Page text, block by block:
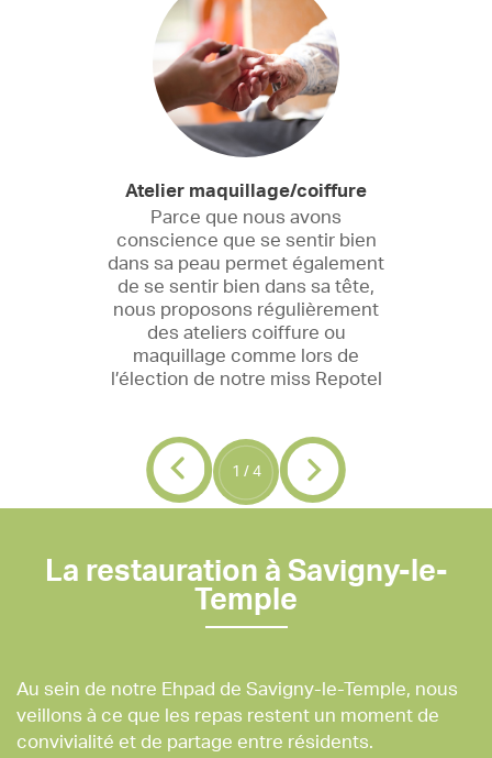
Atelier maquillage/coiffure
Parce que nous avons
conscience que se sentir bien
dans sa peau permet également
de se sentir bien dans sa tête,
nous proposons régulièrement
des ateliers coiffure ou
maquillage comme lors de
l’élection de notre miss Repotel
1 / 4
La restauration à Savigny-le-
Temple
Au sein de notre Ehpad de Savigny-le-Temple, nous
veillons à ce que les repas restent un moment de
convivialité et de partage entre résidents.